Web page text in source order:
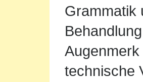
Grammatik
technische